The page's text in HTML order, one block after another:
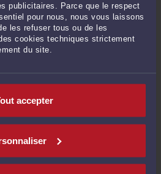
publicitaires. Parce que le respect
pour nous, nous vous laissons
les refuser tous ou de les
cookies techniques strictement
du site.
accepter
TÉLÉPHONE
ÉCRITE